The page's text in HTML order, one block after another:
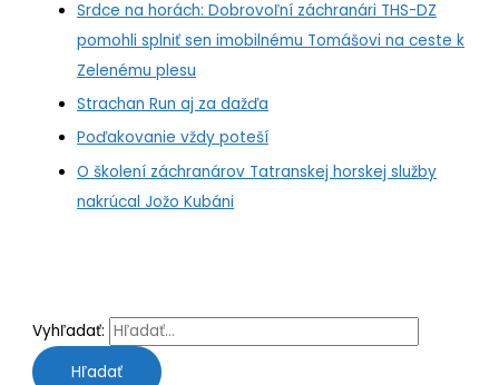
Srdce na horách: Dobrovoľní záchranári THS-DZ
pomohli splniť sen imobilnému Tomášovi na ceste k
Zelenému plesu
Strachan Run aj za dažďa
Poďakovanie vždy poteší
O školení záchranárov Tatranskej horskej služby
nakrúcal Jožo Kubáni
Vyhľadať: